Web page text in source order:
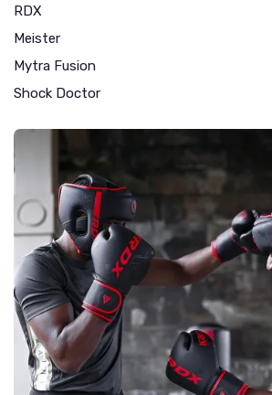
RDX
Meister
Mytra Fusion
Shock Doctor